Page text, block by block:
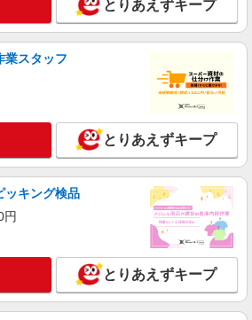
リアセンター/KT6001179329
NEW
シスタント/人事研修アシスタント/一
給288600円 ★交通費規定に基づき交通費支
京都江東区（豊洲駅）
詳細を見る
リアセンター/KT6001172068
NEW
業事務
給2050円 ★交通費規定に基づき交通費支給
京都江東区（住吉駅）
とりあえずキープ
業スタッフ
とりあえずキープ
ッキング検品
円
とりあえずキープ